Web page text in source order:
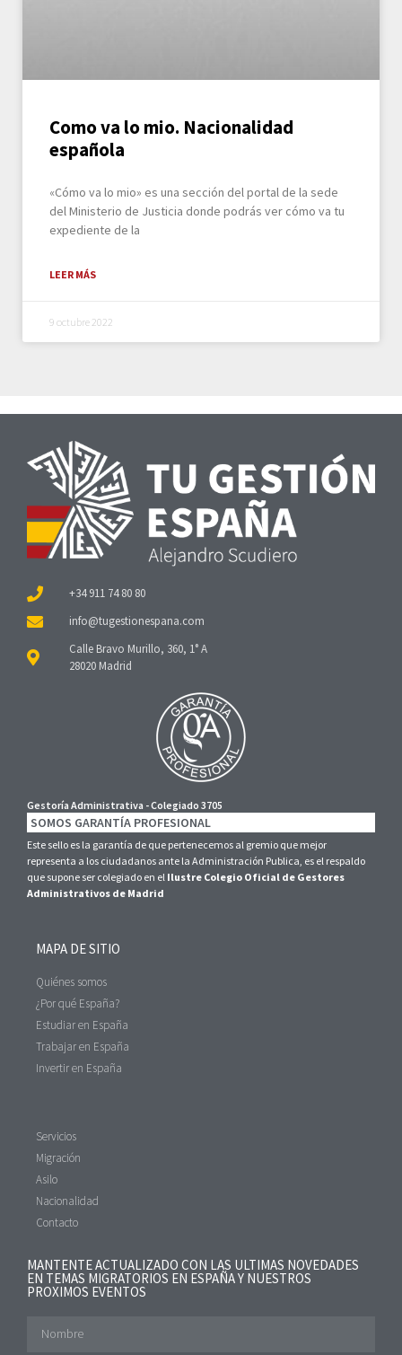
Como va lo mio. Nacionalidad
española
«Cómo va lo mio» es una sección del portal de la sede
del Ministerio de Justicia donde podrás ver cómo va tu
expediente de la
LEER MÁS
9 octubre 2022
+34 911 74 80 80
Calle Bravo Murillo, 360, 1° A
28020 Madrid
Gestoría Administrativa - Colegiado 3705
SOMOS GARANTÍA PROFESIONAL
Este sello es la garantía de que pertenecemos al gremio que mejor
representa a los ciudadanos ante la Administración Publica, es el respaldo
que supone ser colegiado en el Ilustre Colegio Oficial de Gestores
Administrativos de Madrid
MAPA DE SITIO
Quiénes somos
¿Por qué España?
Estudiar en España
Trabajar en España
Invertir en España
Servicios
Migración
Asilo
Nacionalidad
Contacto
MANTENTE ACTUALIZADO CON LAS ULTIMAS NOVEDADES
EN TEMAS MIGRATORIOS EN ESPAÑA Y NUESTROS
PROXIMOS EVENTOS